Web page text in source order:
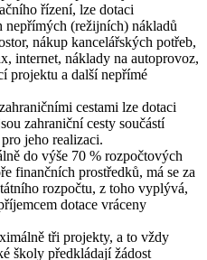
řízení, lze dotaci
nepřímých (režijních) nákladů
nákup kancelářských potřeb,
internet, náklady na autoprovoz,
projektu a další nepřímé
cestami lze dotaci
zahraniční cesty součástí
jeho realizaci.
do výše 70 % rozpočtových
finančních prostředků, má se za
rozpočtu, z toho vyplývá,
dotace vráceny
tři projekty, a to vždy
školy předkládají žádost